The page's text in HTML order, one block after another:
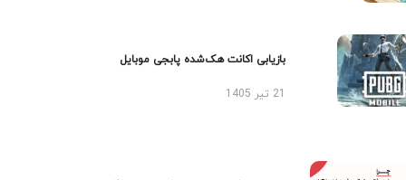
بازیابی اکانت هک‌شده پابجی موبایل